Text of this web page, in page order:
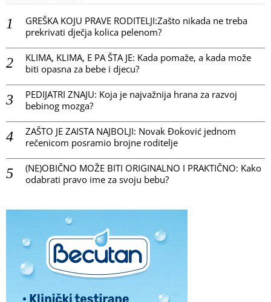
GREŠKA KOJU PRAVE RODITELJI:Zašto nikada ne treba
prekrivati dječja kolica pelenom?
KLIMA, KLIMA, E PA ŠTA JE: Kada pomaže, a kada može
biti opasna za bebe i djecu?
PEDIJATRI ZNAJU: Koja je najvažnija hrana za razvoj
bebinog mozga?
ZAŠTO JE ZAISTA NAJBOLJI: Novak Đoković jednom
rečenicom posramio brojne roditelje
(NE)OBIČNO MOŽE BITI ORIGINALNO I PRAKTIČNO: Kako
odabrati pravo ime za svoju bebu?